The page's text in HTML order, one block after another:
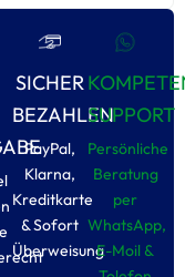
SICHER
BEZAHLEN
PayPal,
Klarna,
Kreditkarte
& Sofort
Überweisung
SUPPORT
Persönliche
Beratung
per
WhatsApp,
E-Moil &